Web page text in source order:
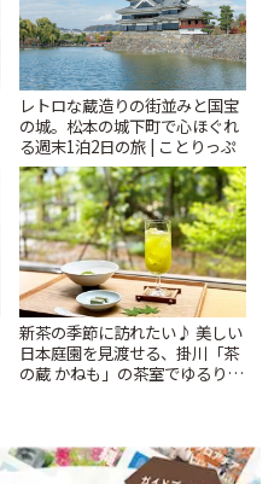
レトロな蔵造りの街並みと国宝
の城。松本の城下町で心ほぐれ
る週末1泊2日の旅 | ことりっぷ
新茶の季節に訪れたい♪ 美しい
日本庭園を見渡せる、掛川「茶
の蔵 かねも」の茶室でゆるり上